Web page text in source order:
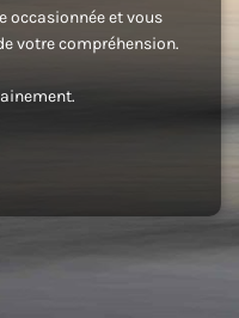
occasionnée et vous
votre compréhension.